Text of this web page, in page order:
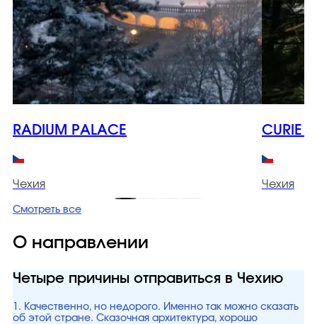
RADIUM PALACE
Чехия
CURIE
Чехия
Смотреть все
О направлении
Четыре причины отправиться в Чехию
1. Качественно, но недорого. Именно так можно сказать
об этой стране. Сказочная архитектура, хорошо